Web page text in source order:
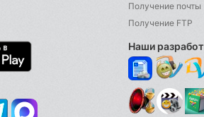
Получение почты
Получение FTP
Наши